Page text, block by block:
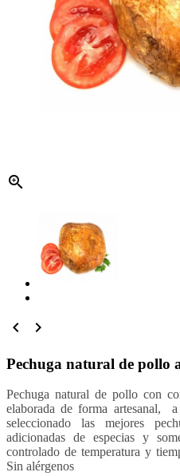

 
Pechuga natural de pollo
Pechuga natural de pollo con
elaborada de forma artesanal,
seleccionado las mejores
adicionadas de especias y
controlado de temperatura y
Sin alérgenos